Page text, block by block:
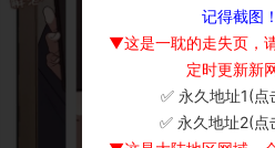
记得截图
▼这是一耽的走失页，
定时更新新
✅ 永久地址1(点
✅ 永久地址2(点